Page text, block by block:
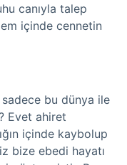
canıyla talep
içinde cennetin
sadece bu dünya ile
Evet ahiret
içinde kaybolup
bize ebedi hayatı